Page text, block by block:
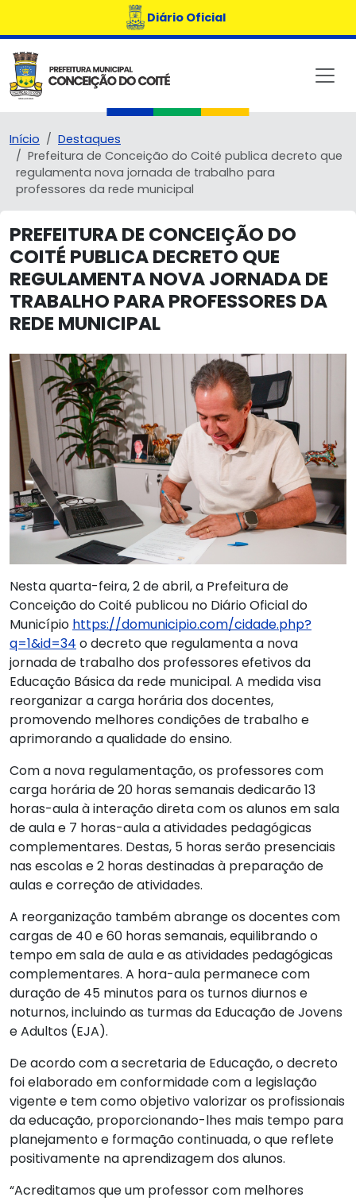
Diário Oficial
Início
Destaques
Prefeitura de Conceição do Coité publica decreto que
regulamenta nova jornada de trabalho para
professores da rede municipal
PREFEITURA DE CONCEIÇÃO DO
COITÉ PUBLICA DECRETO QUE
REGULAMENTA NOVA JORNADA DE
TRABALHO PARA PROFESSORES DA
REDE MUNICIPAL
Nesta quarta-feira, 2 de abril, a Prefeitura de
Conceição do Coité publicou no Diário Oficial do
Município https://domunicipio.com/cidade.php?
q=1&id=34 o decreto que regulamenta a nova
jornada de trabalho dos professores efetivos da
Educação Básica da rede municipal. A medida visa
reorganizar a carga horária dos docentes,
promovendo melhores condições de trabalho e
aprimorando a qualidade do ensino.
Com a nova regulamentação, os professores com
carga horária de 20 horas semanais dedicarão 13
horas-aula à interação direta com os alunos em sala
de aula e 7 horas-aula a atividades pedagógicas
complementares. Destas, 5 horas serão presenciais
nas escolas e 2 horas destinadas à preparação de
aulas e correção de atividades.
A reorganização também abrange os docentes com
cargas de 40 e 60 horas semanais, equilibrando o
tempo em sala de aula e as atividades pedagógicas
complementares. A hora-aula permanece com
duração de 45 minutos para os turnos diurnos e
noturnos, incluindo as turmas da Educação de Jovens
e Adultos (EJA).
De acordo com a secretaria de Educação, o decreto
foi elaborado em conformidade com a legislação
vigente e tem como objetivo valorizar os profissionais
da educação, proporcionando-lhes mais tempo para
planejamento e formação continuada, o que reflete
positivamente na aprendizagem dos alunos.
“Acreditamos que um professor com melhores